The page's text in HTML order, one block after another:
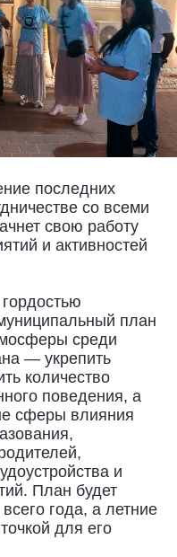
последних
со всеми
свою работу
и активностей
план
среди
— укрепить
количество
поведения, а
сферы влияния
и
План будет
года, а летние
для его